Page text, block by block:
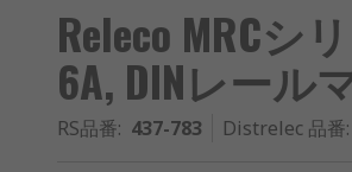
Releco MRCシ
6A, DINレール
RS品番: 437-783 Distrelec 品番: